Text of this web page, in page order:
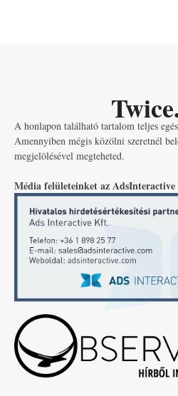
A honlapon található tartalom teljes
Amennyiben mégis közölni szeretnél
megjelölésével megteheted.
Média felületeinket az